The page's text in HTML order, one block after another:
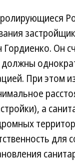
Гордиенко. Он
При этом
а
для